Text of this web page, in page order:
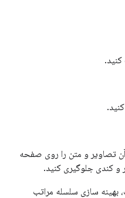
آن تصاویر و متن را روی صفحه
کندی جلوگیری کنید.
بهینه سازی سلسله مراتب